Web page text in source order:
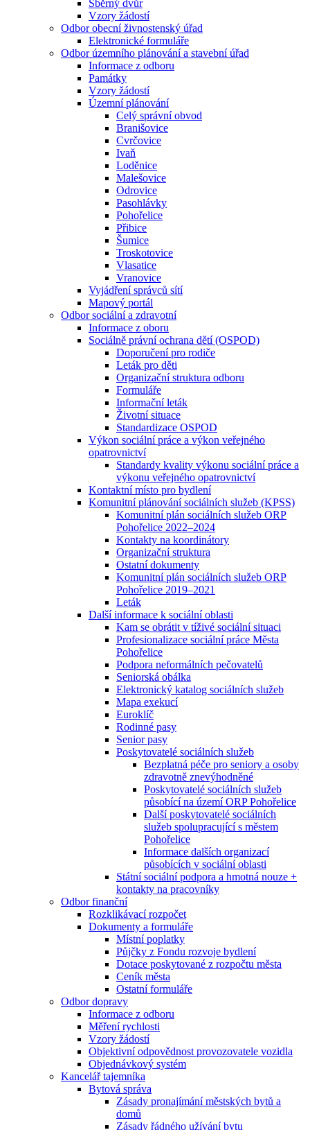
Sběrný dvůr
Vzory žádostí
Odbor obecní živnostenský úřad
Elektronické formuláře
Odbor územního plánování a stavební úřad
Informace z odboru
Památky
Vzory žádostí
Územní plánování
Celý správní obvod
Branišovice
Cvrčovice
Ivaň
Loděnice
Malešovice
Odrovice
Pasohlávky
Pohořelice
Přibice
Šumice
Troskotovice
Vlasatice
Vranovice
Vyjádření správců sítí
Mapový portál
Odbor sociální a zdravotní
Informace z oboru
Sociálně právní ochrana dětí (OSPOD)
Doporučení pro rodiče
Leták pro děti
Organizační struktura odboru
Formuláře
Informační leták
Životní situace
Standardizace OSPOD
Výkon sociální práce a výkon veřejného
opatrovnictví
Standardy kvality výkonu sociální práce a
výkonu veřejného opatrovnictví
Kontaktní místo pro bydlení
Komunitní plánování sociálních služeb (KPSS)
Komunitní plán sociálních služeb ORP
Pohořelice 2022–2024
Kontakty na koordinátory
Organizační struktura
Ostatní dokumenty
Komunitní plán sociálních služeb ORP
Pohořelice 2019–2021
Leták
Další informace k sociální oblasti
Kam se obrátit v tíživé sociální situaci
Profesionalizace sociální práce Města
Pohořelice
Podpora neformálních pečovatelů
Seniorská obálka
Elektronický katalog sociálních služeb
Mapa exekucí
Euroklíč
Rodinné pasy
Senior pasy
Poskytovatelé sociálních služeb
Bezplatná péče pro seniory a osoby
zdravotně znevýhodněné
Poskytovatelé sociálních služeb
působící na území ORP Pohořelice
Další poskytovatelé sociálních
služeb spolupracující s městem
Pohořelice
Informace dalších organizací
působících v sociální oblasti
Státní sociální podpora a hmotná nouze +
kontakty na pracovníky
Odbor finanční
Rozklikávací rozpočet
Dokumenty a formuláře
Místní poplatky
Půjčky z Fondu rozvoje bydlení
Dotace poskytované z rozpočtu města
Ceník města
Ostatní formuláře
Odbor dopravy
Informace z odboru
Měření rychlosti
Vzory žádostí
Objektivní odpovědnost provozovatele vozidla
Objednávkový systém
Kancelář tajemníka
Bytová správa
Zásady pronajímání městských bytů a
domů
Zásady řádného užívání bytu